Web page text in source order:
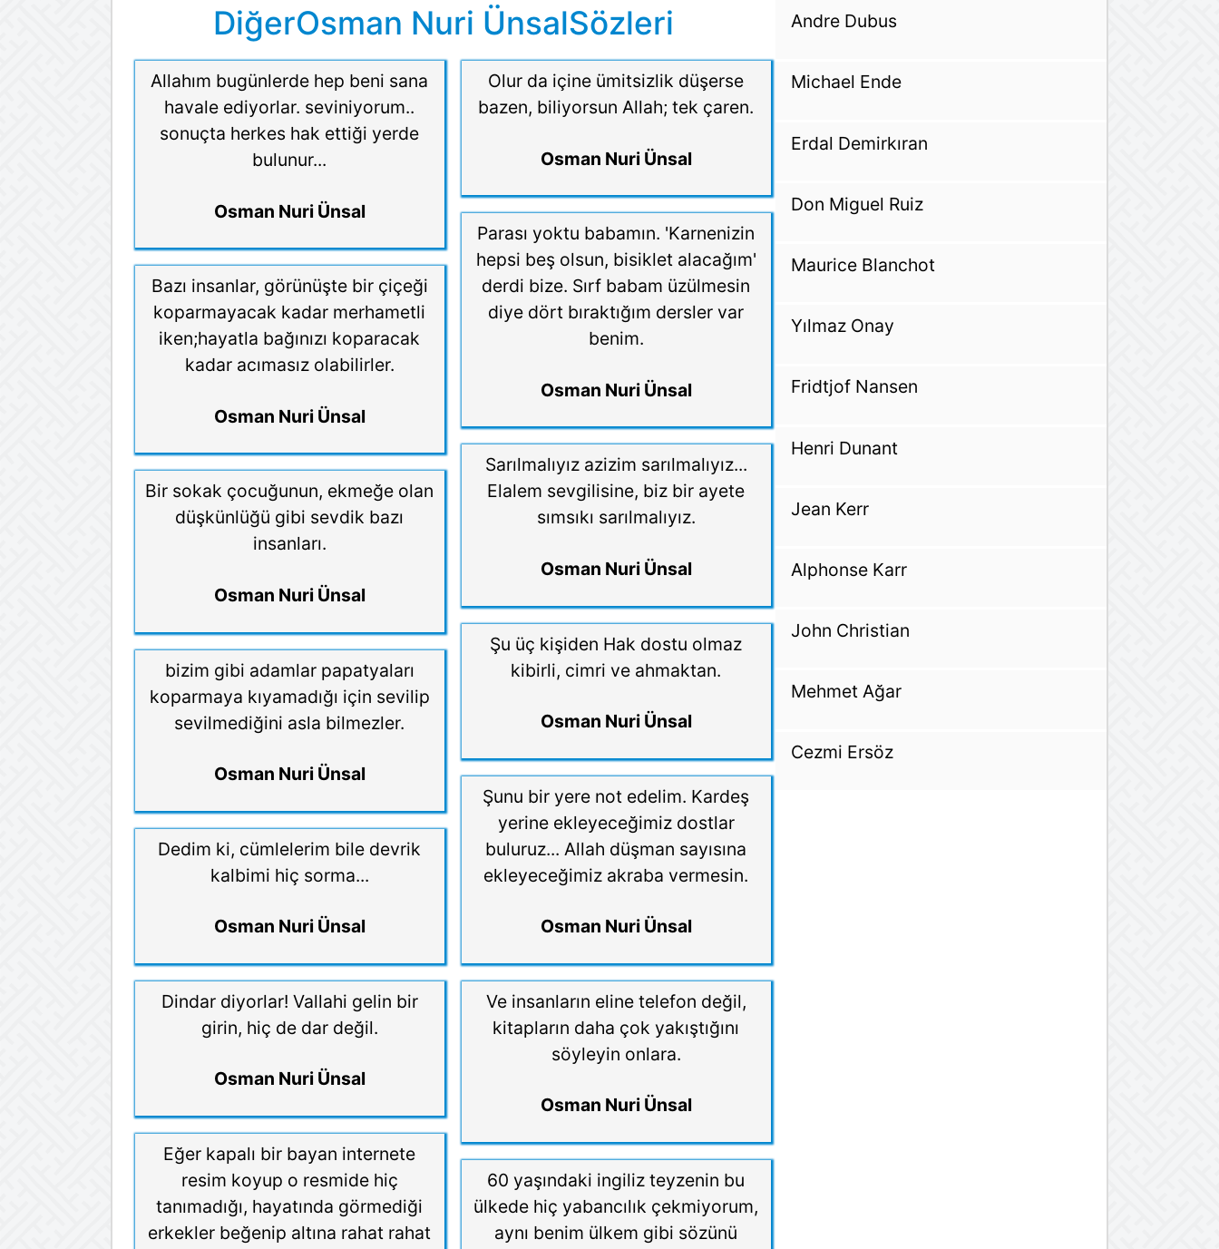
DiğerOsman Nuri ÜnsalSözleri
Allahım bugünlerde hep beni sana
havale ediyorlar. seviniyorum..
sonuçta herkes hak ettiği yerde
bulunur...
Osman Nuri Ünsal
Bazı insanlar, görünüşte bir çiçeği
koparmayacak kadar merhametli
iken;hayatla bağınızı koparacak
kadar acımasız olabilirler.
Osman Nuri Ünsal
Bir sokak çocuğunun, ekmeğe olan
düşkünlüğü gibi sevdik bazı
insanları.
Osman Nuri Ünsal
bizim gibi adamlar papatyaları
koparmaya kıyamadığı için sevilip
sevilmediğini asla bilmezler.
Osman Nuri Ünsal
Dedim ki, cümlelerim bile devrik
kalbimi hiç sorma...
Osman Nuri Ünsal
Dindar diyorlar! Vallahi gelin bir
girin, hiç de dar değil.
Osman Nuri Ünsal
Eğer kapalı bir bayan internete
resim koyup o resmide hiç
tanımadığı, hayatında görmediği
erkekler beğenip altına rahat rahat
Olur da içine ümitsizlik düşerse
bazen, biliyorsun Allah; tek çaren.
Osman Nuri Ünsal
Parası yoktu babamın. 'Karnenizin
hepsi beş olsun, bisiklet alacağım'
derdi bize. Sırf babam üzülmesin
diye dört bıraktığım dersler var
benim.
Osman Nuri Ünsal
Sarılmalıyız azizim sarılmalıyız...
Elalem sevgilisine, biz bir ayete
sımsıkı sarılmalıyız.
Osman Nuri Ünsal
Şu üç kişiden Hak dostu olmaz
kibirli, cimri ve ahmaktan.
Osman Nuri Ünsal
Şunu bir yere not edelim. Kardeş
yerine ekleyeceğimiz dostlar
buluruz... Allah düşman sayısına
ekleyeceğimiz akraba vermesin.
Osman Nuri Ünsal
Ve insanların eline telefon değil,
kitapların daha çok yakıştığını
söyleyin onlara.
Osman Nuri Ünsal
60 yaşındaki ingiliz teyzenin bu
ülkede hiç yabancılık çekmiyorum,
aynı benim ülkem gibi sözünü
Andre Dubus
Michael Ende
Erdal Demirkıran
Don Miguel Ruiz
Maurice Blanchot
Yılmaz Onay
Fridtjof Nansen
Henri Dunant
Jean Kerr
Alphonse Karr
John Christian
Mehmet Ağar
Cezmi Ersöz